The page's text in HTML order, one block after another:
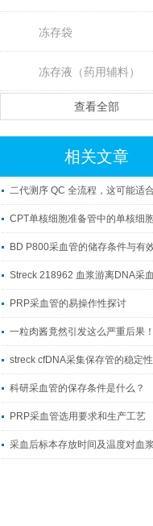
冻存袋
冻存液（药用辅料）
查看全部
相关文章
PRP采血管的易操作性探讨
streck cfDNA采集保存管的稳定性
科研采血管的保存条件是什么？
PRP采血管选用要求和生产工艺